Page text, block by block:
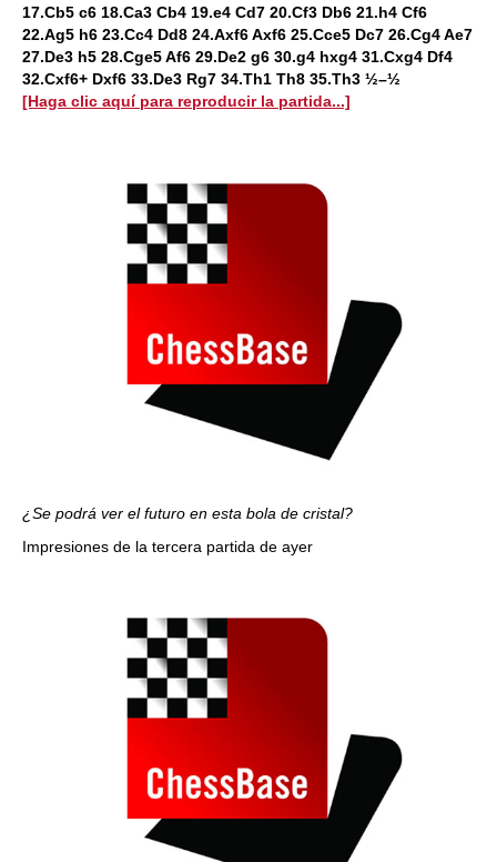
17.Cb5 c6 18.Ca3 Cb4 19.e4 Cd7 20.Cf3 Db6 21.h4 Cf6
22.Ag5 h6 23.Cc4 Dd8 24.Axf6 Axf6 25.Cce5 Dc7 26.Cg4 Ae7
27.De3 h5 28.Cge5 Af6 29.De2 g6 30.g4 hxg4 31.Cxg4 Df4
32.Cxf6+ Dxf6 33.De3 Rg7 34.Th1 Th8 35.Th3 ½–½
[Haga clic aquí para reproducir la partida...]
¿Se podrá ver el futuro en esta bola de cristal?
Impresiones de la tercera partida de ayer